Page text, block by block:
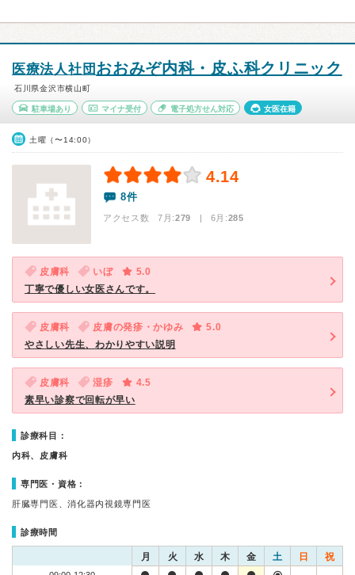
医療法人社団 おおみぞ内科・皮ふ科クリニック
石川県金沢市横山町
駐車場あり マイナ受付 電子処方せん対応 女医在籍
土曜（〜14:00）
4.14
8件
アクセス数 7月:279 | 6月:285
皮膚科 いぼ
5.0
丁寧で優しい女医さんです。
皮膚科 皮膚の発疹・かゆみ
5.0
やさしい先生、わかりやすい説明
皮膚科 湿疹
4.5
素早い診察で回転が早い
診療科目：
内科、皮膚科
専門医・資格：
肝臓専門医、消化器内視鏡専門医
診療時間
月 火 水 木 金 土 日 祝